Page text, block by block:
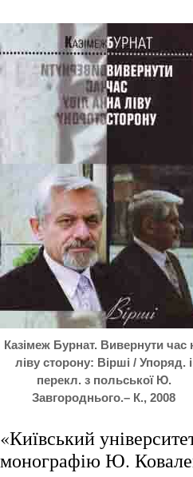
Казімеж Бурнат. Вивернути час
ліву сторону: Вірші / Упоряд. і
перекл. з польської Ю.
Завгороднього.– К., 2008
«Київський
монографію Ю.